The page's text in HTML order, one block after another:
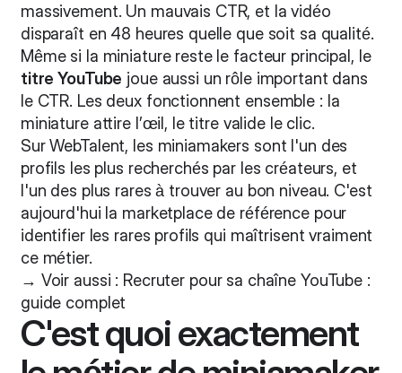
massivement. Un mauvais CTR, et la vidéo
disparaît en 48 heures quelle que soit sa qualité.
Même si la miniature reste le facteur principal, le
titre YouTube joue aussi un rôle important dans
le CTR. Les deux fonctionnent ensemble : la
miniature attire l’œil, le titre valide le clic.
Sur WebTalent, les miniamakers sont l'un des
profils les plus recherchés par les créateurs, et
l'un des plus rares à trouver au bon niveau. C'est
aujourd'hui la marketplace de référence pour
identifier les rares profils qui maîtrisent vraiment
ce métier.
→ Voir aussi : Recruter pour sa chaîne YouTube :
guide complet
C'est quoi exactement